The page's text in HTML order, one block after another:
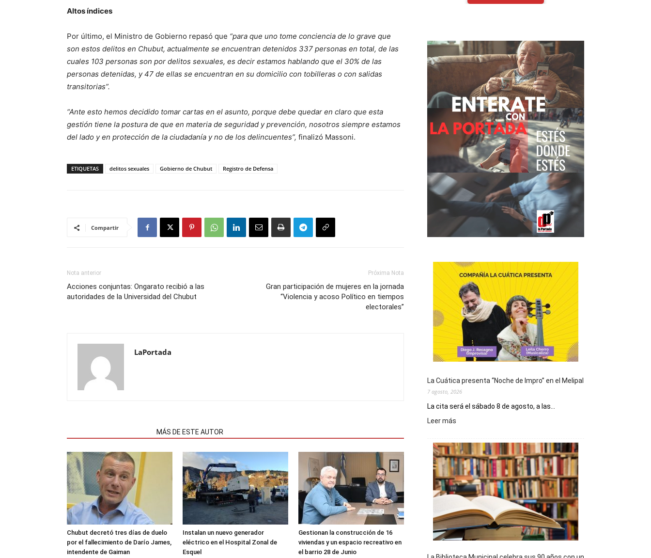
Altos índices
Por último, el Ministro de Gobierno repasó que “para que uno tome conciencia de lo grave que
son estos delitos en Chubut, actualmente se encuentran detenidos 337 personas en total, de las
cuales 103 personas son por delitos sexuales, es decir estamos hablando que el 30% de las
personas detenidas, y 47 de ellas se encuentran en su domicilio con tobilleras o con salidas
transitorias”.
“Ante esto hemos decidido tomar cartas en el asunto, porque debe quedar en claro que esta
gestión tiene la postura de que en materia de seguridad y prevención, nosotros siempre estamos
del lado y en protección de la ciudadanía y no de los delincuentes”, finalizó Massoni.
ETIQUETAS delitos sexuales Gobierno de Chubut Registro de Defensa
Compartir
Nota anterior
Acciones conjuntas: Ongarato recibió a las
autoridades de la Universidad del Chubut
Próxima Nota
Gran participación de mujeres en la jornada
“Violencia y acoso Político en tiempos
electorales”
LaPortada
MÁS DE ESTE AUTOR
Chubut decretó tres días de duelo
por el fallecimiento de Darío James,
intendente de Gaiman
Instalan un nuevo generador
eléctrico en el Hospital Zonal de
Esquel
Gestionan la construcción de 16
viviendas y un espacio recreativo en
el barrio 28 de Junio
La Cuática presenta “Noche de Impro” en el Melipal
7 agosto, 2026
La cita será el sábado 8 de agosto, a las...
Leer más
presenta
“Noche
Impro”
en
Melipal